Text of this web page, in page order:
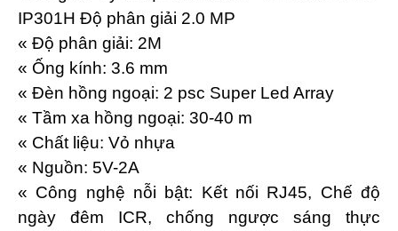
IP301H Độ phân giải 2.0 MP
« Độ phân giải: 2M
« Ống kính: 3.6 mm
« Đèn hồng ngoại: 2 psc Super Led Array
« Tầm xa hồng ngoại: 30-40 m
« Chất liệu: Vỏ nhựa
« Nguồn: 5V-2A
« Công nghệ nỗi bật: Kết nối RJ45, Chế độ
ngày đêm ICR, chống ngược sáng thực